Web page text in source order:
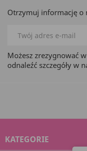
Otrzymuj informację o
Możesz zrezygnować
odnaleźć szczegóły w
KATEGORIE